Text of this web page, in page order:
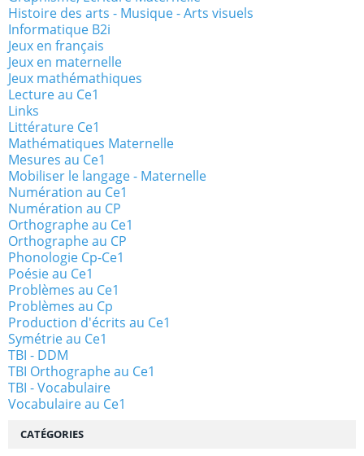
Histoire des arts - Musique - Arts visuels
Informatique B2i
Jeux en français
Jeux en maternelle
Jeux mathémathiques
Lecture au Ce1
Links
Littérature Ce1
Mathématiques Maternelle
Mesures au Ce1
Mobiliser le langage - Maternelle
Numération au Ce1
Numération au CP
Orthographe au Ce1
Orthographe au CP
Phonologie Cp-Ce1
Poésie au Ce1
Problèmes au Ce1
Problèmes au Cp
Production d'écrits au Ce1
Symétrie au Ce1
TBI - DDM
TBI Orthographe au Ce1
TBI - Vocabulaire
Vocabulaire au Ce1
CATÉGORIES